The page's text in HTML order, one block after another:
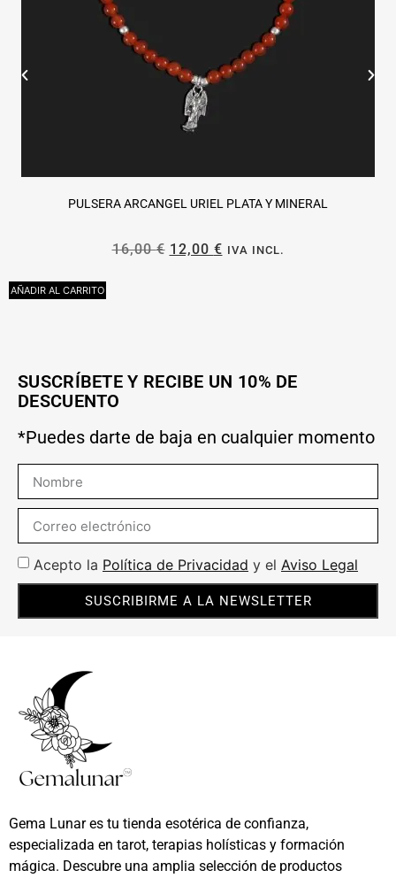
PULSERA ARCANGEL URIEL PLATA Y MINERAL
16,00€ 12,00 € IVA INCL.
AÑADIR AL CARRITO
SUSCRÍBETE Y RECIBE UN 10% DE
DESCUENTO
*Puedes darte de baja en cualquier momento
Acepto la Política de Privacidad y el Aviso Legal
SUSCRIBIRME A LA NEWSLETTER
Gema Lunar es tu tienda esotérica de confianza,
especializada en tarot, terapias holísticas y formación
mágica. Descubre una amplia selección de productos